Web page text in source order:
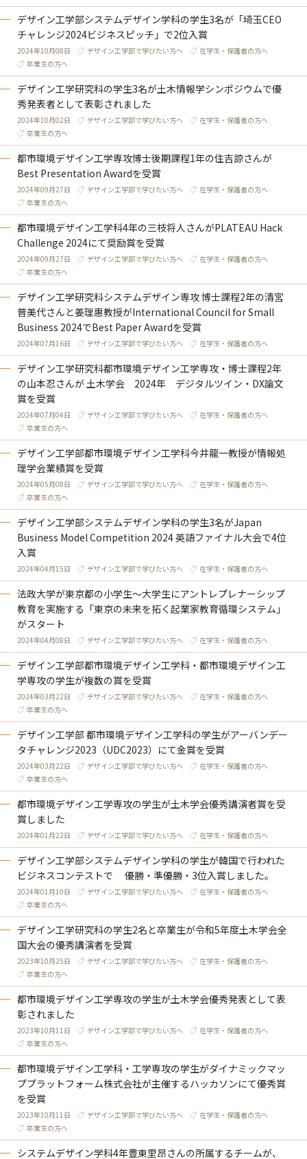
デザイン工学部システムデザイン学科の学生3名が「埼玉CEO
チャレンジ2024ビジネスピッチ」で2位入賞
2024年10月08日 デザイン工学部で学びたい方へ
在学生・保護者の方へ
卒業生の方へ
デザイン工学研究科の学生3名が土木情報学シンポジウムで優
秀発表者として表彰されました
2024年10月02日 デザイン工学部で学びたい方へ
在学生・保護者の方へ
卒業生の方へ
都市環境デザイン工学専攻博士後期課程1年の住吉諒さんが
Best Presentation Awardを受賞
2024年09月27日 デザイン工学部で学びたい方へ
在学生・保護者の方へ
卒業生の方へ
都市環境デザイン工学科4年の三枝将人さんがPLATEAU Hack
Challenge 2024にて奨励賞を受賞
2024年09月27日 デザイン工学部で学びたい方へ
在学生・保護者の方へ
卒業生の方へ
デザイン工学研究科システムデザイン専攻 博士課程2年の清宮
普美代さんと姜理惠教授がInternational Council for Small
Business 2024でBest Paper Awardを受賞
2024年07月16日 デザイン工学部で学びたい方へ 在学生・保護者の方へ
デザイン工学研究科都市環境デザイン工学専攻・博士課程2年
の山本忍さんが 土木学会 2024年 デジタルツイン・DX論文
賞を受賞
2024年07月04日 デザイン工学部で学びたい方へ
在学生・保護者の方へ
卒業生の方へ
デザイン工学部都市環境デザイン工学科今井龍一教授が情報処
理学会業績賞を受賞
2024年05月08日 デザイン工学部で学びたい方へ
在学生・保護者の方へ
卒業生の方へ
デザイン工学部システムデザイン学科の学生3名がJapan
Business Model Competition 2024 英語ファイナル大会で4位
入賞
2024年04月15日 デザイン工学部で学びたい方へ 在学生・保護者の方へ
法政大学が東京都の小学生～大学生にアントレプレナーシップ
教育を実施する「東京の未来を拓く起業家教育循環システム」
がスタート
2024年04月08日 デザイン工学部で学びたい方へ 在学生・保護者の方へ
デザイン工学部都市環境デザイン工学科・都市環境デザイン工
学専攻の学生が複数の賞を受賞
2024年03月22日 デザイン工学部で学びたい方へ
在学生・保護者の方へ
卒業生の方へ
デザイン工学部 都市環境デザイン工学科の学生がアーバンデー
タチャレンジ2023（UDC2023）にて金賞を受賞
2024年03月22日 デザイン工学部で学びたい方へ
在学生・保護者の方へ
卒業生の方へ
都市環境デザイン工学専攻の学生が土木学会優秀講演者賞を受
賞しました
2024年01月22日 デザイン工学部で学びたい方へ 在学生・保護者の方へ
デザイン工学部システムデザイン学科の学生が韓国で行われた
ビジネスコンテストで 優勝・準優勝・3位入賞しました。
2024年01月10日 デザイン工学部で学びたい方へ
在学生・保護者の方へ
卒業生の方へ
デザイン工学研究科の学生2名と卒業生が令和5年度土木学会全
国大会の優秀講演者を受賞
2023年10月25日 デザイン工学部で学びたい方へ
在学生・保護者の方へ
卒業生の方へ
都市環境デザイン工学専攻の学生が土木学会優秀発表として表
彰されました
2023年10月11日 デザイン工学部で学びたい方へ
在学生・保護者の方へ
卒業生の方へ
都市環境デザイン工学科・工学専攻の学生がダイナミックマッ
ププラットフォーム株式会社が主催するハッカソンにて優秀賞
を受賞
2023年10月11日 デザイン工学部で学びたい方へ
在学生・保護者の方へ
卒業生の方へ
システムデザイン学科4年豊東里昂さんの所属するチームが、